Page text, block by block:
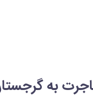
به